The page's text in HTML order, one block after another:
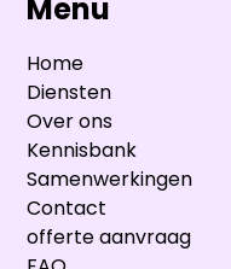
Menu
Home
Diensten
Over ons
Kennisbank
Samenwerkingen
Contact
offerte aanvraag